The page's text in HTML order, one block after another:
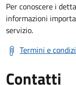
Per conoscere i
informazioni
servizio.
Termini e
Contatti